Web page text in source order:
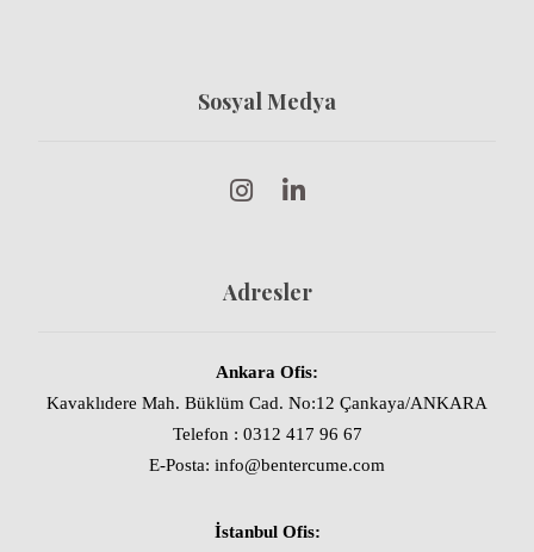
Sosyal Medya
Adresler
Ankara Ofis:
Kavaklıdere Mah. Büklüm Cad. No:12 Çankaya/ANKARA
Telefon : 0312 417 96 67
E-Posta: info@bentercume.com
İstanbul Ofis: